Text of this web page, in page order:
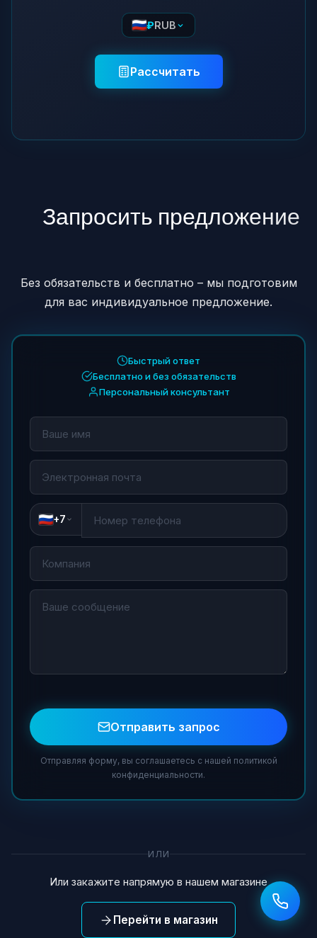
₽RUB
Рассчитать
Запросить предложение
Без обязательств и бесплатно – мы подготовим
для вас индивидуальное предложение.
Быстрый ответ
Бесплатно и без обязательств
Персональный консультант
+7
Отправить запрос
Отправляя форму, вы соглашаетесь с нашей политикой
конфиденциальности.
ИЛИ
Или закажите напрямую в нашем магазине
Перейти в магазин